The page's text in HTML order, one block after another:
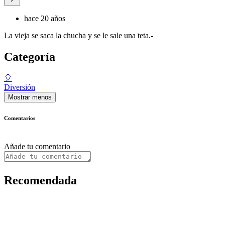
hace 20 años
La vieja se saca la chucha y se le sale una teta.-
Categoría
🎈
Diversión
Mostrar menos
Comentarios
Añade tu comentario
Recomendada